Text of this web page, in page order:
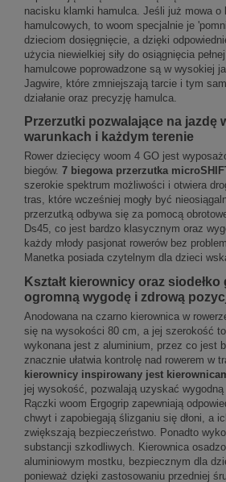
nacisku klamki hamulca. Jeśli już mowa o
hamulcowych, to woom specjalnie je
dzieciom dosięgnięcie, a dzięki
użycia niewielkiej siły do osiągnięcia
hamulcowe poprowadzone są w wysokiej
Jagwire, które zmniejszają tarcie i tym
działanie oraz precyzję hamulca.
Przerzutki pozwalające na jazdę
warunkach i każdym terenie
Rower dziecięcy woom 4 GO jest
biegów. 7 biegowa przerzutka
szerokie spektrum możliwości i otwiera
tras, które wcześniej mogły być
przerzutką odbywa się za pomocą
Ds45, co jest bardzo klasycznym oraz
każdy młody pasjonat rowerów bez
Manetka posiada czytelnym dla dzieci
Kształt kierownicy oraz
ogromną wygodę i zdrową
Anodowana na czarno kierownica w
się na wysokości 80 cm, a jej szerokość
wykonana jest z aluminium, przez co jest
znacznie ułatwia kontrolę nad rowerem w
kierownicy inspirowany jest
jej wysokość, pozwalają uzyskać
Rączki woom Ergogrip zapewniają
chwyt i zapobiegają ślizganiu się dłoni, a
zwiększają bezpieczeństwo. Ponadto
substancji szkodliwych. Kierownica
aluminiowym mostku, bezpiecznym dla
ponieważ dzięki zastosowaniu przedniej